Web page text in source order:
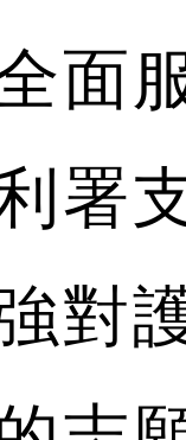
面
署
對